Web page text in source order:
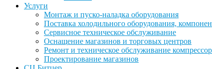
Услуги
Монтаж и пуско-наладка оборудования
Поставка холодильного оборудования,
Сервисное техническое обслуживание
Оснащение магазинов и торговых центров
Ремонт и техническое обслуживание
Проектирование магазинов